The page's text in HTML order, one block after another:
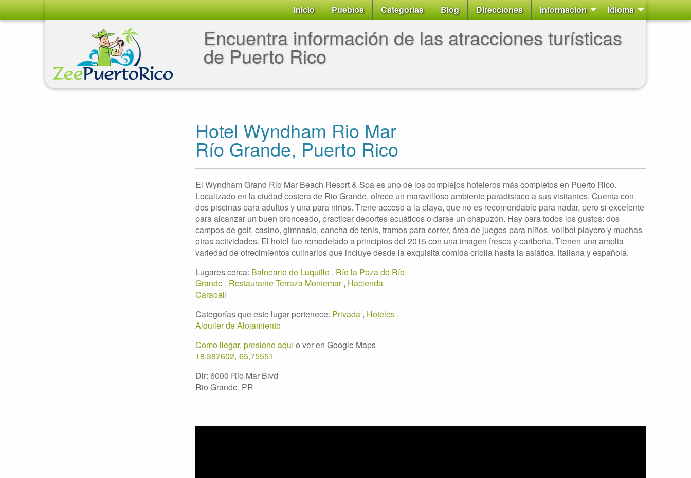
Inicio Pueblos Categorias Blog Direcciones Informacion Idioma
Encuentra información de las atracciones turísticas
de Puerto Rico
Hotel Wyndham Rio Mar
Río Grande, Puerto Rico
El Wyndham Grand Rio Mar Beach Resort & Spa es uno de los complejos hoteleros más completos en Puerto Rico.
Localizado en la ciudad costera de Rio Grande, ofrece un maravilloso ambiente paradisiaco a sus visitantes. Cuenta con
dos piscinas para adultos y una para niños. Tiene acceso a la playa, que no es recomendable para nadar, pero si excelente
para alcanzar un buen bronceado, practicar deportes acuáticos o darse un chapuzón. Hay para todos los gustos: dos
campos de golf, casino, gimnasio, cancha de tenis, tramos para correr, área de juegos para niños, volibol playero y muchas
otras actividades. El hotel fue remodelado a principios del 2015 con una imagen fresca y caribeña. Tienen una amplia
variedad de ofrecimientos culinarios que incluye desde la exquisita comida criolla hasta la asiática, italiana y española.
Lugares cerca: Balneario de Luquillo , Río la Poza de Río
Grande , Restaurante Terraza Montemar, Hacienda
Carabalí
Categorías que este lugar pertenece: Privada , Hoteles ,
Alquiler de Alojamiento
Como llegar, presione aquío ver en Google Maps
18,387602,-65,75551
Dir: 6000 Rio Mar Blvd
Rio Grande, PR